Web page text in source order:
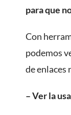
para que
Con
podemos
de enlaces
– Ver la